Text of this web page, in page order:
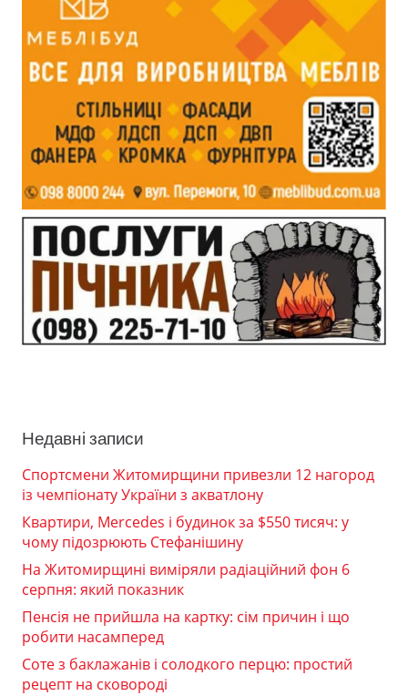
Недавні записи
Спортсмени Житомирщини привезли 12 нагород
із чемпіонату України з акватлону
Квартири, Mercedes і будинок за $550 тисяч: у
чому підозрюють Стефанішину
На Житомирщині виміряли радіаційний фон 6
серпня: який показник
Пенсія не прийшла на картку: сім причин і що
робити насамперед
Соте з баклажанів і солодкого перцю: простий
рецепт на сковороді